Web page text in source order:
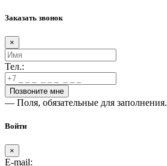
Заказать звонок
×
Тел.:
— Поля, обязательные для заполнения.
Войти
×
E-mail: